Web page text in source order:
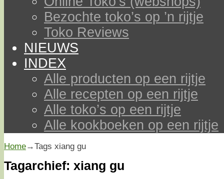
Bezochte toko’s op ’n rijtje
Toko Reviews
NIEUWS
INDEX
Alle producten op een rijtje
Alle recepten op een rijtje
Alle toko’s op een rijtje
Alle kookboeken op een rijtje
Home→Tags xiang gu
Tagarchief: xiang gu